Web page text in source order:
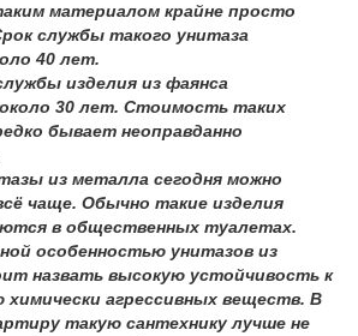
материалом крайне просто
службы такого унитаза
40 лет.
изделия из фаянса
30 лет. Стоимость таких
бывает неоправданно
из металла сегодня можно
чаще. Обычно такие изделия
в общественных туалетах.
особенностью унитазов из
назвать высокую устойчивость к
химически агрессивных веществ. В
такую сантехнику лучше не